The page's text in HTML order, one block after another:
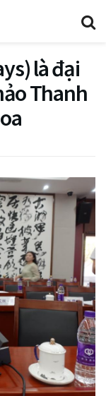
là đại
Thanh